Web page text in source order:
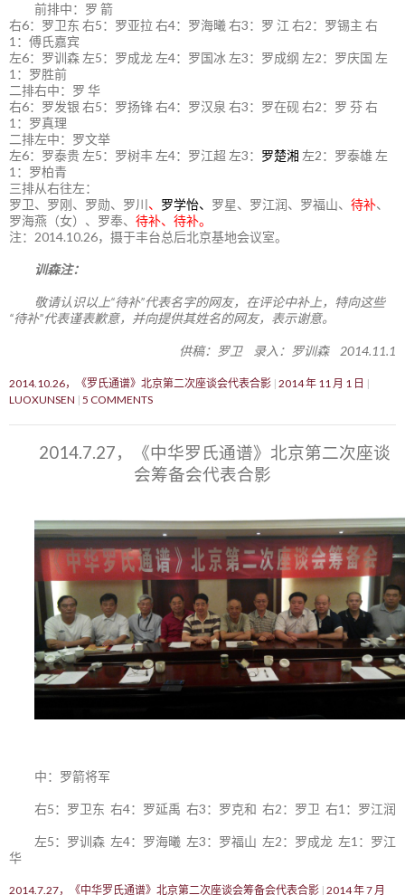
前排中：罗 箭
右6：罗卫东 右5：罗亚拉 右4：罗海曦 右3：罗 江 右2：罗锡主 右
1：傅氏嘉宾
左6：罗训森 左5：罗成龙 左4：罗国冰 左3：罗成纲 左2：罗庆国 左
1：罗胜前
二排右中：罗 华
右6：罗发银 右5：罗扬锋 右4：罗汉泉 右3：罗在砚 右2：罗 芬 右
1：罗真理
二排左中：罗文举
左6：罗泰贵 左5：罗树丰 左4：罗江超 左3： 罗楚湘 左2：罗泰雄 左
1：罗柏青
三排从右往左：
罗卫、罗刚、罗勋、罗川 、 罗学怡、 罗星、罗江润、罗福山、 待补、
罗海燕（女）、罗奉、 待补、待补。
注：2014.10.26，摄于丰台总后北京基地会议室。
训森注：
敬请认识以上“待补”代表名字的网友，在评论中补上，特向这些
“待补”代表谨表歉意，并向提供其姓名的网友，表示谢意。
供稿：罗卫 录入：罗训森 2014.11.1
2014.10.26，《罗氏通谱》北京第二次座谈会代表合影 2014 年 11 月 1 日
LUOXUNSEN 5 COMMENTS
2014.7.27，《中华罗氏通谱》北京第二次座谈
会筹备会代表合影
中：罗箭将军
右5：罗卫东 右4：罗延禹 右3：罗克和 右2：罗卫 右1：罗江润
左5：罗训森 左4：罗海曦 左3：罗福山 左2：罗成龙 左1：罗江
华
2014.7.27，《中华罗氏通谱》北京第二次座谈会筹备会代表合影 2014 年 7 月